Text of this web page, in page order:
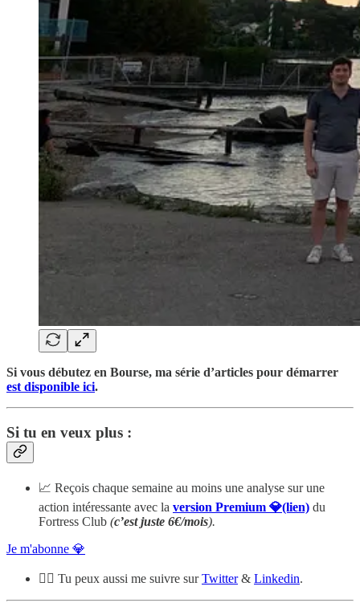
Si vous débutez en Bourse, ma série d’articles pour démarrer
est disponible ici.
Si tu en veux plus :
📈 Reçois chaque semaine au moins une analyse sur une
action intéressante avec la version Premium 💎(lien) du
Fortress Club (c’est juste 6€/mois).
Je m'abonne 💎
🙋‍♂️ Tu peux aussi me suivre surTwitter& Linkedin.